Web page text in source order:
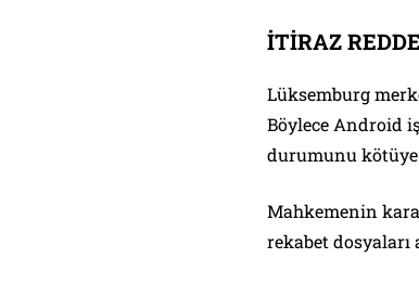
İTİRAZ
Lüksemburg
Böylece Android
durumunu kötüye
Mahkemenin
rekabet dosyaları